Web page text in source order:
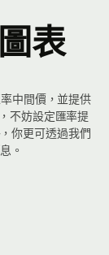
表
中間價，並提供
不妨設定匯率提
你更可透過我們
。